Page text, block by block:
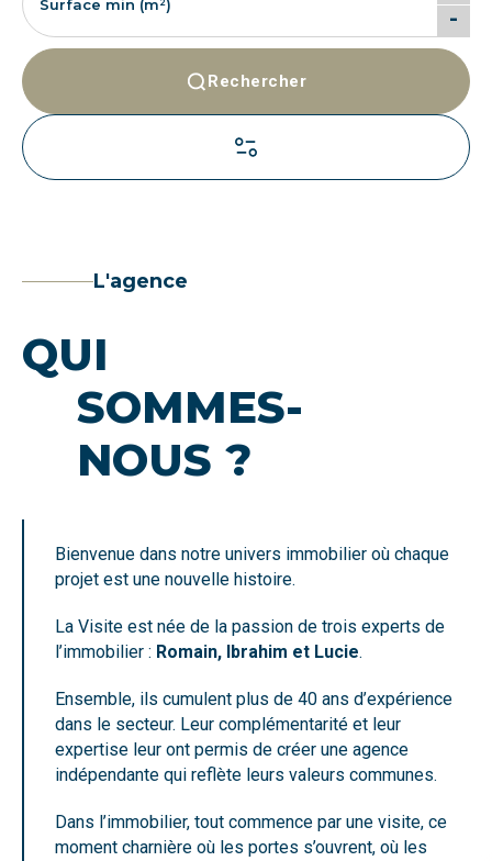
-
Rechercher
L'agence
QUI
SOMMES-
NOUS ?
Bienvenue dans notre univers immobilier où chaque
projet est une nouvelle histoire.
La Visite est née de la passion de trois experts de
l’immobilier : Romain, Ibrahim et Lucie.
Ensemble, ils cumulent plus de 40 ans d’expérience
dans le secteur. Leur complémentarité et leur
expertise leur ont permis de créer une agence
indépendante qui reflète leurs valeurs communes.
Dans l’immobilier, tout commence par une visite, ce
moment charnière où les portes s’ouvrent, où les